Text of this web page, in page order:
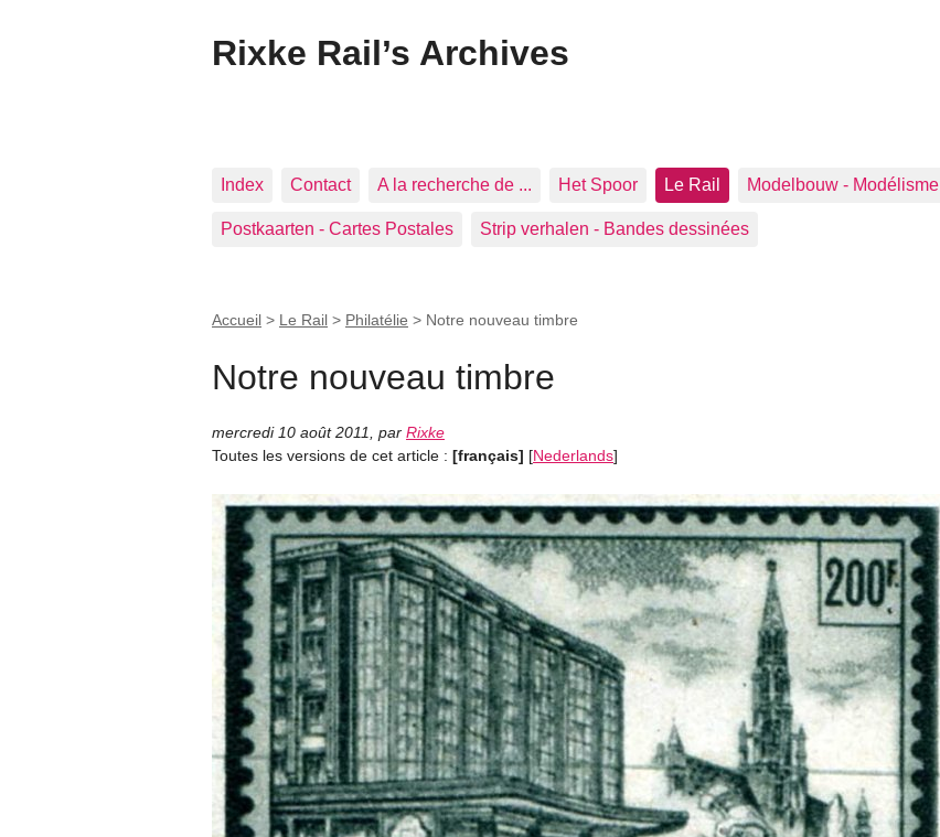
Rixke Rail’s Archives
Index Contact A la recherche de ... Het Spoor Le Rail Modelbouw - Modélisme
Postkaarten - Cartes Postales Strip verhalen - Bandes dessinées
Accueil > Le Rail > Philatélie > Notre nouveau timbre
Notre nouveau timbre
mercredi 10 août 2011 par Rixke
Toutes les versions de cet article : [français] [Nederlands]